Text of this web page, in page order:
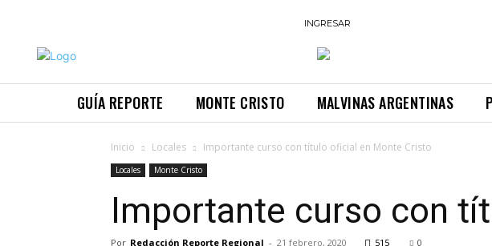
INGRESAR
GUÍA REPORTE MONTE CRISTO MALVINAS ARGENTINAS
Inicio Locales Importante curso con título oficial en Monte Cristo
Locales Monte Cristo
Importante curso con
Por Redacción Reporte Regional - 21 febrero, 2020 515 0